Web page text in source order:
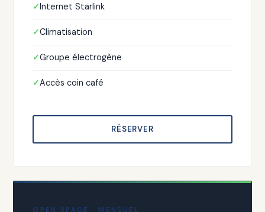
Internet Starlink
Climatisation
Groupe électrogène
Accès coin café
RÉSERVER
OPEN SPACE · MENSUEL